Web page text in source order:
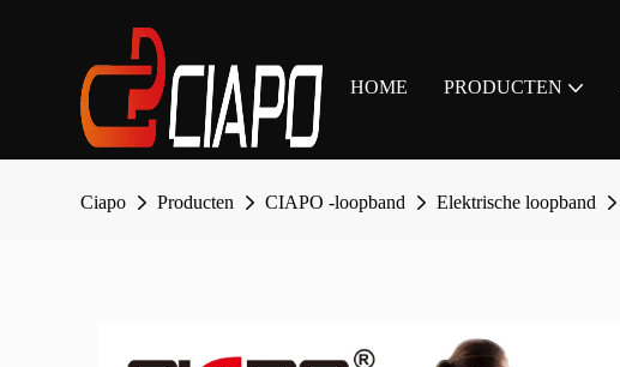
HOME PRODUCTEN
Ciapo Producten CIAPO -loopband Elektrische loopband